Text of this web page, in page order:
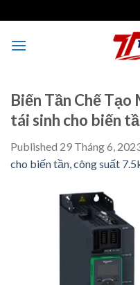
to
content
Biến Tần Chế Tạo
tái sinh cho biến
Published 29 Tháng 6,
cho biến tần, công suất